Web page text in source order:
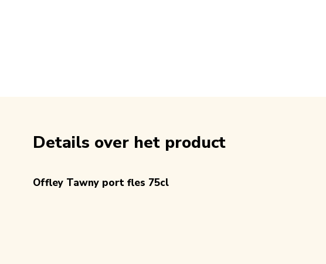
Details over het product
Offley Tawny port fles 75cl